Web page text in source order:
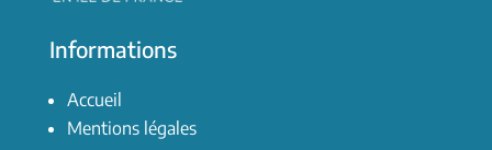
Informations
Accueil
Mentions légales